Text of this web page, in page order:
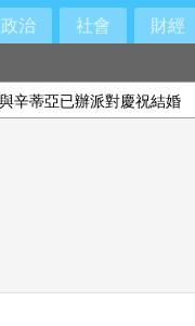
政治 社會 財經
辛蒂亞已辦派對慶祝結婚